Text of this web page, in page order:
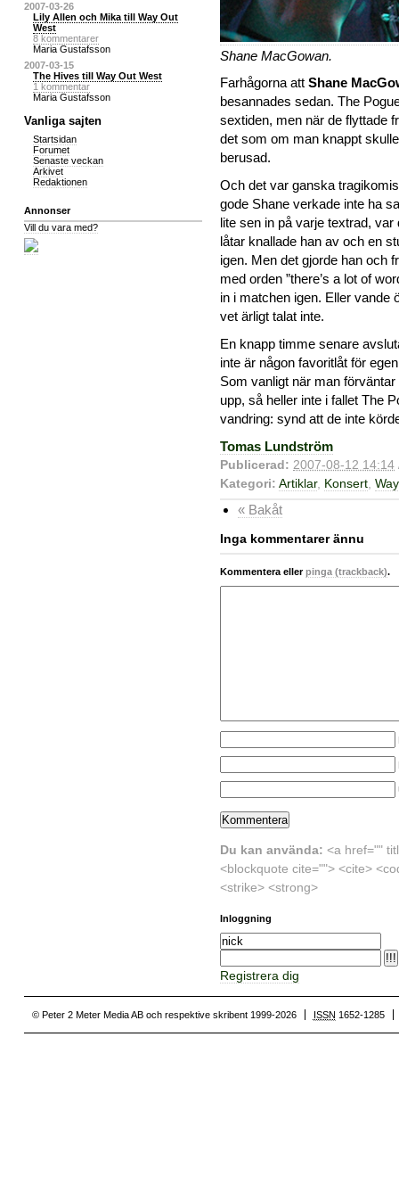
2007-03-26
Lily Allen och Mika till Way Out
West
8 kommentarer
Maria Gustafsson
2007-03-15
The Hives till Way Out West
1 kommentar
Maria Gustafsson
Vanliga sajten
Startsidan
Forumet
Senaste veckan
Arkivet
Redaktionen
Annonser
Vill du vara med?
Shane MacGowan.
Farhågorna att Shane
besannades sedan. The
sextiden, men när de flyttade
det som om man knappt
berusad.
Och det var ganska
gode Shane verkade inte ha
lite sen in på varje textrad,
låtar knallade han av och en
igen. Men det gjorde han och
med orden ”there’s a lot of
in i matchen igen. Eller vande
vet ärligt talat inte.
En knapp timme senare
inte är någon favoritlåt för
Som vanligt när man
upp, så heller inte i fallet The
vandring: synd att de inte
Tomas Lundström
Publicerad: 2007-08-12 14:14
Kategori: Artiklar, Konsert,
« Bakåt
Inga kommentarer ännu
Kommentera ellerpinga (trackback).
Du kan använda: <a href=""
<blockquote cite=""> <cite>
<strike> <strong>
Inloggning
Registrera dig
© Peter 2 Meter Media AB och respektive skribent 1999-2026 ISSN 1652-1285